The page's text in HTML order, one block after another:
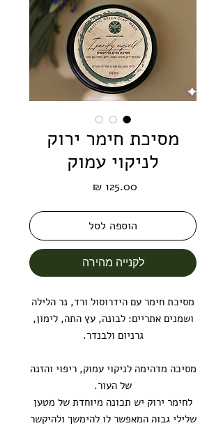
מסיכת חימר ירוק
לניקוי עמוק
מחיר
הוספה לסל
לקנייה מהירה
מסיכת חימר עם הידרוסול ורד, נר הלילה
ושמנים אתריים: לבונה, עץ התה, לימון,
גרניום ולבנדר.
מסיכה מדהימה לניקוי עמוק, ריפוי והזנה
של העור.
לחימר ירוק יש תכונה מיוחדת של מטען
שלילי גבוה המאפשר לו להימשך ולהיקשר